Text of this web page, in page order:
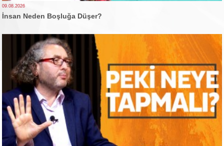
09.08.2026
İnsan Neden Boşluğa Düşer?